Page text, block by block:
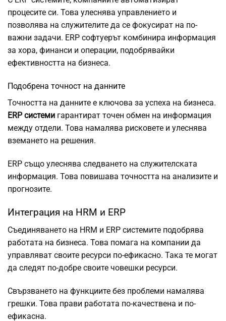
процесите си. Това улеснява управлението и
позволява на служителите да се фокусират на по-
важни задачи. ERP софтуерът комбинира информация
за хора, финанси и операции, подобрявайки
ефективността на бизнеса.
Подобрена точност на данните
Точността на данните е ключова за успеха на бизнеса.
ERP системи гарантират точен обмен на информация
между отдели. Това намалява рисковете и улеснява
вземането на решения.
ERP също улеснява следването на служителската
информация. Това повишава точността на анализите и
прогнозите.
Интеграция на HRM и ERP
Съединяването на HRM и ERP системите подобрява
работата на бизнеса. Това помага на компании да
управляват своите ресурси по-ефикасно. Така те могат
да следят по-добре своите човешки ресурси.
Свързването на функциите без проблеми намалява
грешки. Това прави работата по-качествена и по-
ефикасна.